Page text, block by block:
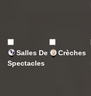
Salles De
Spectacles
Crèches